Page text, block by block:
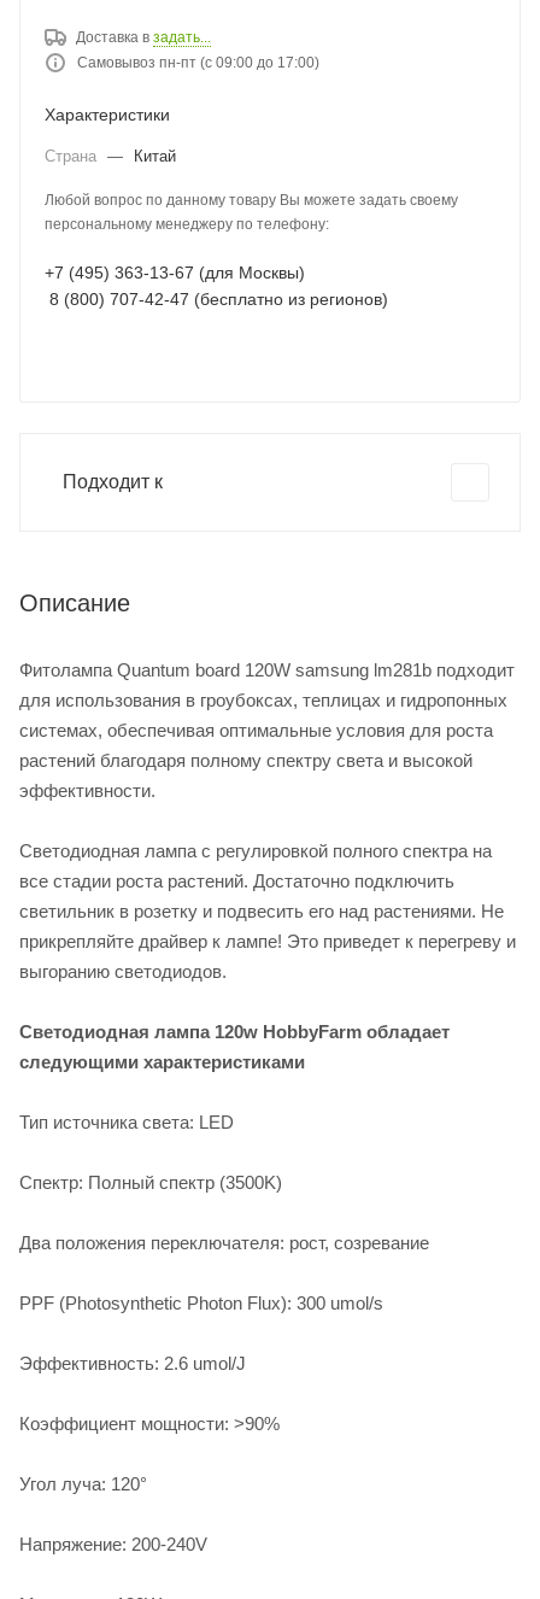
Доставка в задать...
Самовывоз пн-пт (с 09:00 до 17:00)
Характеристики
Страна — Китай
Любой вопрос по данному товару Вы можете задать своему
персональному менеджеру по телефону:
+7 (495) 363-13-67 (для Москвы)
8 (800) 707-42-47 (бесплатно из регионов)
Подходит к
Описание
Фитолампа Quantum board 120W samsung lm281b подходит
для использования в гроубоксах, теплицах и гидропонных
системах, обеспечивая оптимальные условия для роста
растений благодаря полному спектру света и высокой
эффективности.
Светодиодная лампа с регулировкой полного спектра на
все стадии роста растений. Достаточно подключить
светильник в розетку и подвесить его над растениями. Не
прикрепляйте драйвер к лампе! Это приведет к перегреву и
выгоранию светодиодов.
Светодиодная лампа 120w HobbyFarm обладает
следующими характеристиками
Тип источника света: LED
Спектр: Полный спектр (3500K)
Два положения переключателя: рост, созревание
PPF (Photosynthetic Photon Flux): 300 umol/s
Эффективность: 2.6 umol/J
Коэффициент мощности: >90%
Угол луча: 120°
Напряжение: 200-240V